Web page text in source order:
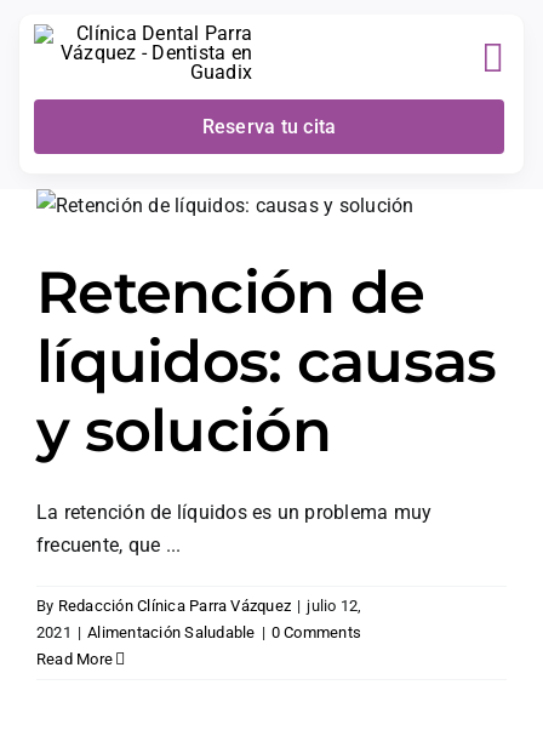
Reserva tu cita
Retención de
líquidos: causas
y solución
La retención de líquidos es un problema muy
frecuente, que ...
By Redacción Clínica Parra Vázquez | julio 12,
2021 | Alimentación Saludable | 0 Comments
Read More